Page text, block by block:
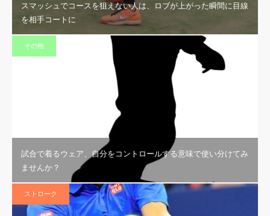
スマッシュでコースを狙えない人は、ロブが上がった瞬間に目線
を相手コートに
その他
試合で着るウェア、自分をコントロールする意味で使い分けてみ
ませんか？
ストローク